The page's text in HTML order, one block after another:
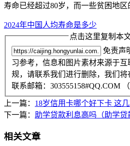
寿命已经超过80岁，而一些贫困地区
2024年中国人均寿命是多少
点击这里复制本
免责声
习参考，信息和图片素材来源于
规，请联系我们进行删除，我们将
联系邮箱：303555158#QQ.COM （
上一篇： 18岁信用卡哪个好下卡 这
下一篇： 助学贷款利息高吗（助学贷
相关文章